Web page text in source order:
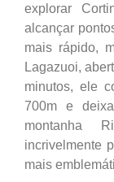
explorar
alcançar
mais rápido,
Lagazuoi,
minutos, ele
700m e
montanha
incrivelmente
mais